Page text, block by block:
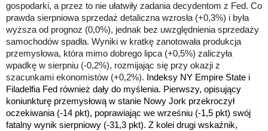
gospodarki, a przez to nie ułatwiły zadania decydentom z Fed. Co
prawda sierpniowa sprzedaż detaliczna wzrosła (+0,3%) i była
wyższa od prognoz (0,0%), jednak bez uwzględnienia sprzedaży
samochodów spadła. Wyniki w kratkę zanotowała produkcja
przemysłowa, która mimo dobrego lipca (+0,5%) zaliczyła
wpadkę w sierpniu (-0,2%), rozmijając się przy okazji z
szacunkami ekonomistów (+0,2%).
Indeksy NY Empire State i
Filadelfia Fed również dały do myślenia. Pierwszy, opisujący
koniunkturę przemysłową w stanie Nowy Jork przekroczył
oczekiwania (-14 pkt), poprawiając we wrześniu (-1,5 pkt) swój
fatalny wynik sierpniowy (-31,3 pkt). Z kolei drugi wskaźnik,